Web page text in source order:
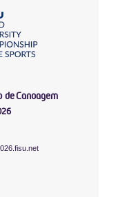
Canoagem